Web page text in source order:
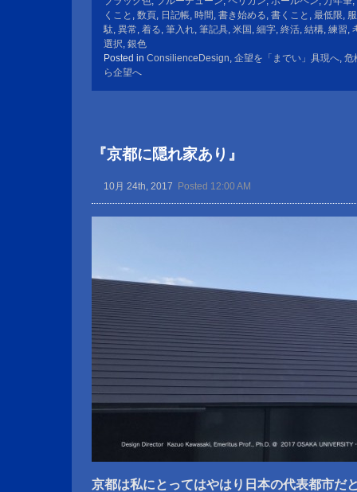
くこと , 数頁, 日記帳, 時間 , 書き始める, 書くこと , 最低限, 服
駄, 異常, 着る, 筆入れ, 筆記具, 米国 , 細字, 終活, 結構, 練習,
選択, 銀色
Posted in ConsilienceDesign, 企望を「までい」具現へ, 危
ら企望へ
『京都に隠れ家あり』
10月 24th, 2017 Posted 12:00 AM
京都は私にとってはやはり日本の代表都市だ